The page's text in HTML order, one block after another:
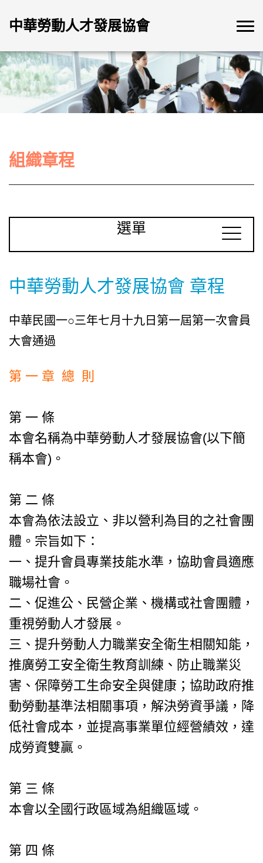
中華勞動人才發展協會
組織章程
選單
中華勞動人才發展協會 章程
中華民國一○三年七月十九日第一屆第一次會員
大會通過
第 一 章 總 則
第 一 條
本會名稱為中華勞動人才發展協會(以下簡
稱本會)。
第 二 條
本會為依法設立、非以營利為目的之社會團
體。宗旨如下：
一、提升會員專業技能水準，協助會員適應
職場社會。
二、促進公、民營企業、機構或社會團體，
重視勞動人才發展。
三、提升勞動人力職業安全衛生相關知能，
推廣勞工安全衛生教育訓練、防止職業災
害、保障勞工生命安全與健康；協助政府推
動勞動基準法相關事項，解決勞資爭議，降
低社會成本，並提高事業單位經營績效，達
成勞資雙贏。
第 三 條
本會以全國行政區域為組織區域。
第 四 條